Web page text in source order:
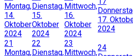
Montag,
14.
Oktober
2024
Dienstag,
15.
Oktober
2024
Mittwoch,
16.
Oktober
2024
17.
2024
21
Montag,
22
Dienstag,
23
Mittwoch,
24